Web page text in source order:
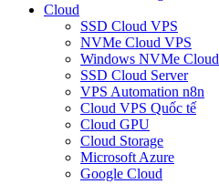
Cloud
SSD Cloud VPS
NVMe Cloud VPS
Windows NVMe
SSD Cloud Server
VPS Automation n8n
Cloud VPS Quốc tế
Cloud GPU
Cloud Storage
Microsoft Azure
Google Cloud